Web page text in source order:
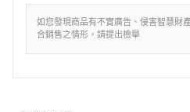
如您發現商品有不實廣告、侵害智慧財
合銷售之情形，請提出檢舉